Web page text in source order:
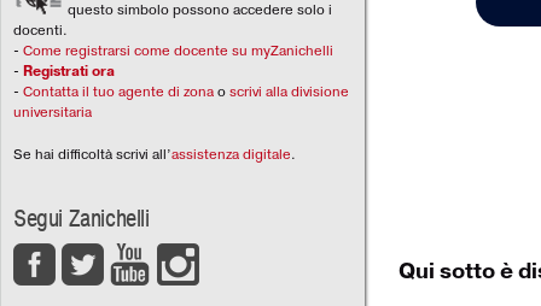
questo simbolo possono accedere solo i
docenti.
- Come registrarsi come docente su myZanichelli
- Registrati ora
- Contatta il tuo agente di zona o scrivi alla divisione
universitaria
Se hai difficoltà scrivi all’assistenza digitale.
Segui Zanichelli
Qui sotto è